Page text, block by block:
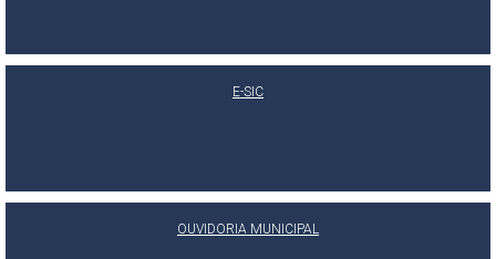
E-SIC
OUVIDORIA MUNICIPAL